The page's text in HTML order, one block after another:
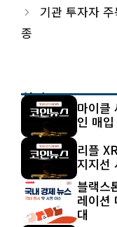
기관 투자자
종
최신 글
마이클
인 매
리플
지지선
블랙스
레이션
대